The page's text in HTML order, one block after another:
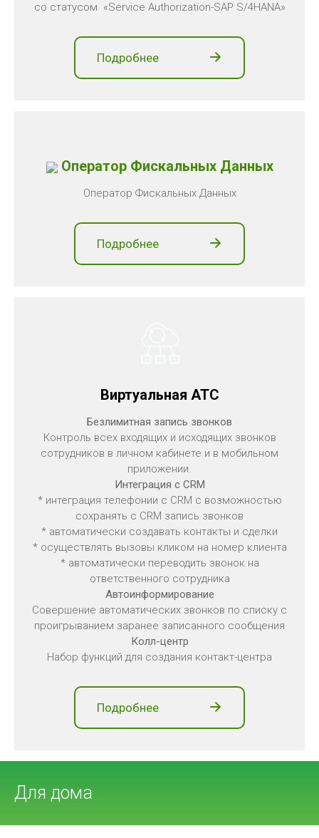
со статусом «Service Authorization-SAP S/4HANA»
Подробнее
Оператор Фискальных Данных
Оператор Фискальных Данных
Подробнее
Виртуальная АТС
Безлимитная запись звонков
Контроль всех входящих и исходящих звонков
сотрудников в личном кабинете и в мобильном
приложении.
Интеграция с CRM
* интеграция телефонии с CRM c возможностью
сохранять с CRM запись звонков
* автоматически создавать контакты и сделки
* осуществлять вызовы кликом на номер клиента
* автоматически переводить звонок на
ответственного сотрудника
Автоинформирование
Совершение автоматических звонков по списку с
проигрыванием заранее записанного сообщения
Колл-центр
Набор функций для создания контакт-центра
Подробнее
Для дома